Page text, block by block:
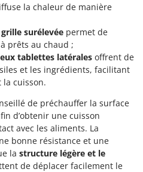
des fruits
vapeur
la chaleur de manière
grille surélevée permet de
prêts au chaud ;
tablettes latérales offrent de
et les ingrédients, facilitant
cuisson.
de préchauffer la surface
d’obtenir une cuisson
avec les aliments. La
bonne résistance et une
la structure légère et le
de déplacer facilement le